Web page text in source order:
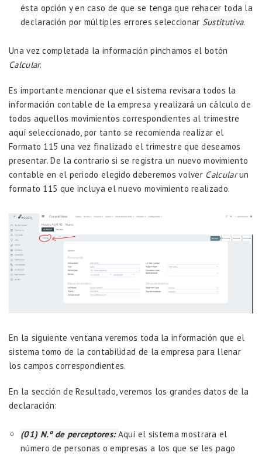
ésta opción y en caso de que se tenga que rehacer toda la
declaración por múltiples errores seleccionar Sustitutiva.
Una vez completada la información pinchamos el botón
Calcular.
Es importante mencionar que el sistema revisara todos la
información contable de la empresa y realizará un cálculo de
todos aquellos movimientos correspondientes al trimestre
aquí seleccionado, por tanto se recomienda realizar el
Formato 115 una vez finalizado el trimestre que deseamos
presentar. De la contrario si se registra un nuevo movimiento
contable en el periodo elegido deberemos volver Calcularun
formato 115 que incluya el nuevo movimiento realizado.
En la siguiente ventana veremos toda la información que el
sistema tomo de la contabilidad de la empresa para llenar
los campos correspondientes.
En la sección de Resultado, veremos los grandes datos de la
declaración:
(01) N.º de perceptores:Aquí el sistema mostrara el
número de personas o empresas a los que se les pago